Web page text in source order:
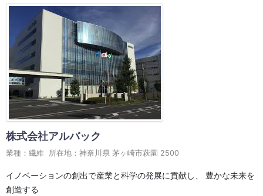
株式会社アルバック
業種：繊維 所在地：神奈川県 茅ヶ崎市萩園 2500
イノベーションの創出で産業と科学の発展に貢献し、 豊かな未来を
創造する